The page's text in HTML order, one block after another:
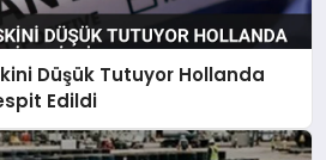
Düşük Tutuyor Hollanda
Edildi